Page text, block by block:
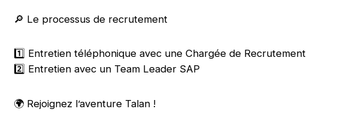
🔎 Le processus de recrutement
1️⃣ Entretien téléphonique avec une Chargée de Recrutement
2️⃣ Entretien avec un Team Leader SAP
🌍 Rejoignez l’aventure Talan !